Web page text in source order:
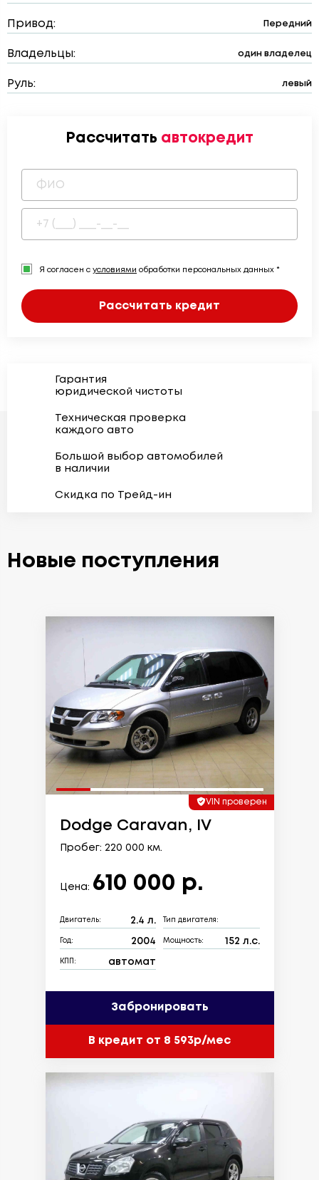
Привод: Передний
Владельцы: один владелец
Руль: левый
Рассчитать автокредит
Я согласен с условиями обработки персональных данных *
Рассчитать кредит
Гарантия
юридической чистоты
Техническая проверка
каждого авто
Большой выбор автомобилей
в наличии
Скидка по Трейд-ин
Новые поступления
VIN проверен
Dodge Caravan, IV
Пробег: 220 000 км.
Цена: 610 000 р.
Двигатель: 2.4 л. Тип двигателя:
Год: 2004 Мощность: 152 л.с.
КПП: автомат
Забронировать
В кредит от 8 593р/мес